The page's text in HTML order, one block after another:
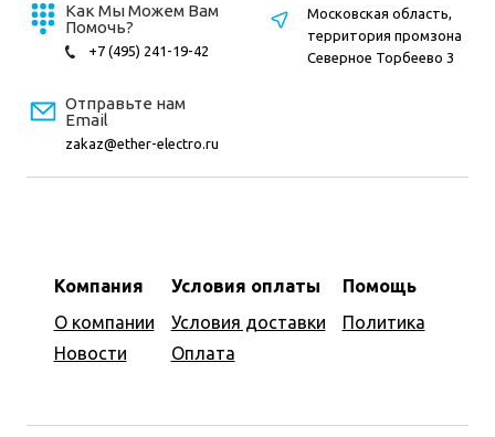
Как Мы Можем Вам
Помочь?
+7 (495) 241-19-42
Отправьте нам
Email
zakaz@ether-electro.ru
Компания
О компании
Новости
Условия оплаты
Условия доставки
Оплата
Помощь
Политика
Московская область,
территория промзона
Северное Торбеево 3